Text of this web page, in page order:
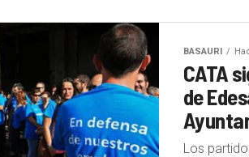
BASAURI
CATA
de
Los